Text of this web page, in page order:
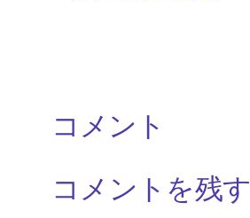
コメント
コメントを残す